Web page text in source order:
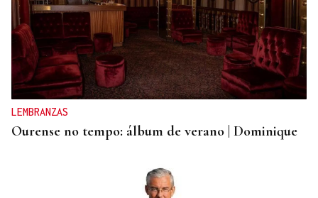
LEMBRANZAS
Ourense no tempo: álbum de verano | Dominique